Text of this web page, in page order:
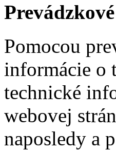
Pomocou
informácie o
technické
webovej
naposledy a